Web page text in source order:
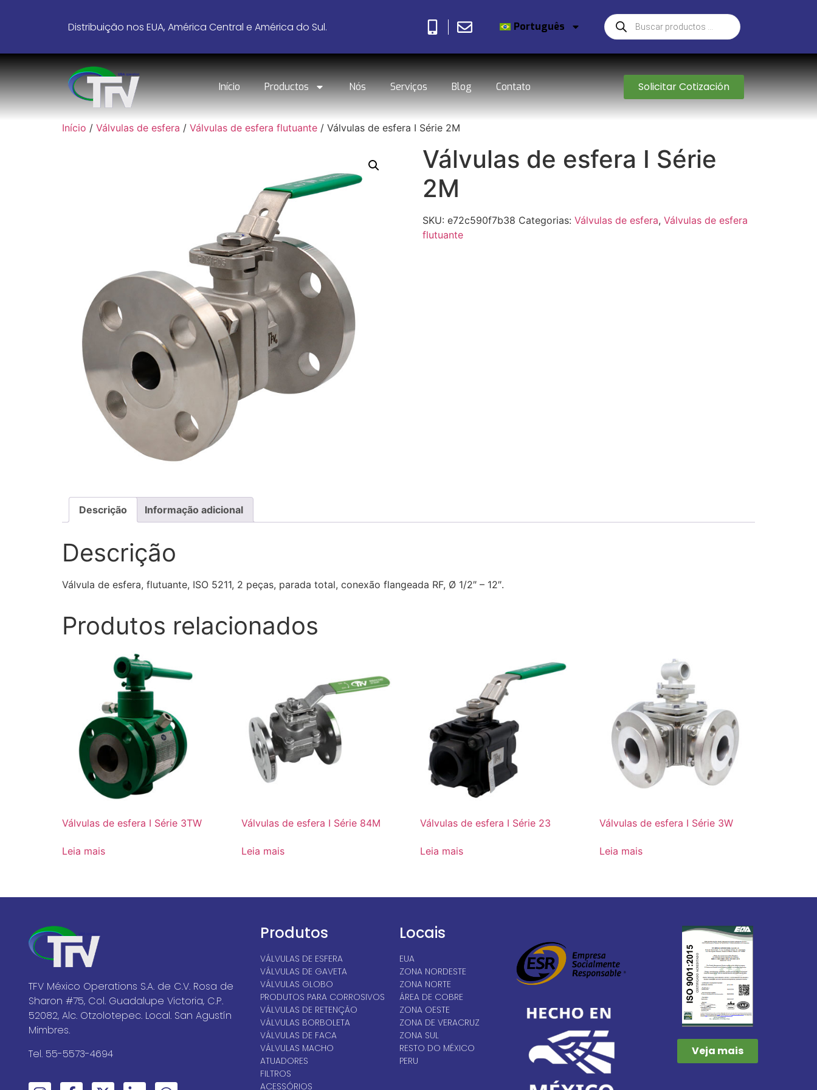
Distribuição nos EUA, América Central e América do Sul. Português
Início Productos Nós Serviços Blog Contato Solicitar Cotización
Início / Válvulas de esfera / Válvulas de esfera flutuante / Válvulas de esfera I Série 2M
Válvulas de esfera I Série
2M
SKU: e72c590f7b38 Categorias: Válvulas de esfera, Válvulas de esfera
flutuante
Descrição Informação adicional
Descrição
Válvula de esfera, flutuante, ISO 5211, 2 peças, parada total, conexão flangeada RF, Ø 1/2″ – 12″.
Produtos relacionados
Válvulas de esfera I Série 3TW
Leia mais
Válvulas de esfera I Série 84M
Leia mais
Válvulas de esfera I Série 23
Leia mais
Válvulas de esfera I Série 3W
Leia mais
TFV México Operations S.A. de C.V. Rosa de
Sharon #75, Col. Guadalupe Victoria, C.P.
52082, Alc. Otzolotepec. Local. San Agustín
Mimbres.
Tel. 55-5573-4694
Produtos
VÁLVULAS DE ESFERA
VÁLVULAS DE GAVETA
VÁLVULAS GLOBO
PRODUTOS PARA CORROSIVOS
VÁLVULAS DE RETENÇÃO
VÁLVULAS BORBOLETA
VÁLVULAS DE FACA
VÁLVULAS MACHO
ATUADORES
FILTROS
ACESSÓRIOS
Locais
EUA
ZONA NORDESTE
ZONA NORTE
ÁREA DE COBRE
ZONA OESTE
ZONA DE VERACRUZ
ZONA SUL
RESTO DO MÉXICO
PERU
Veja mais